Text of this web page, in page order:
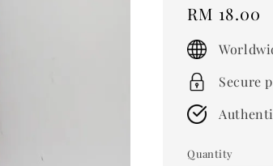
Regular
price
RM 18.00
Secure
Quantity